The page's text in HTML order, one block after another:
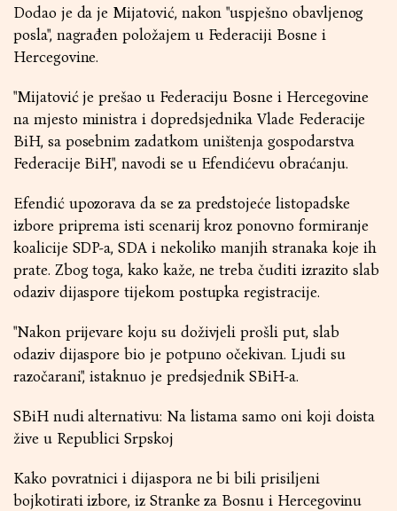
Dodao je da je Mijatović, nakon "uspješno obavljenog
posla", nagrađen položajem u Federaciji Bosne i
Hercegovine.
"Mijatović je prešao u Federaciju Bosne i Hercegovine
na mjesto ministra i dopredsjednika Vlade Federacije
BiH, sa posebnim zadatkom uništenja gospodarstva
Federacije BiH", navodi se u Efendićevu obraćanju.
Efendić upozorava da se za predstojeće listopadske
izbore priprema isti scenarij kroz ponovno formiranje
koalicije SDP-a, SDA i nekoliko manjih stranaka koje ih
prate. Zbog toga, kako kaže, ne treba čuditi izrazito slab
odaziv dijaspore tijekom postupka registracije.
"Nakon prijevare koju su doživjeli prošli put, slab
odaziv dijaspore bio je potpuno očekivan. Ljudi su
razočarani", istaknuo je predsjednik SBiH-a.
SBiH nudi alternativu: Na listama samo oni koji doista
žive u Republici Srpskoj
Kako povratnici i dijaspora ne bi bili prisiljeni
bojkotirati izbore, iz Stranke za Bosnu i Hercegovinu